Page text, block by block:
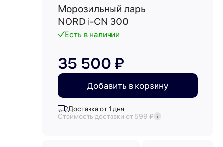
Морозильный ларь
NORD i-CN 300
Есть в наличии
35 500 ₽
Добавить в корзину
Доставка от 1 дня
Стоимость доставки от 599 ₽